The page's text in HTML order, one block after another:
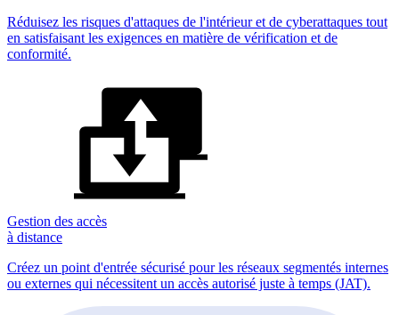
Réduisez les risques d'attaques de l'intérieur et de cyberattaques tout
en satisfaisant les exigences en matière de vérification et de
conformité.
Gestion des accès
à distance
Créez un point d'entrée sécurisé pour les réseaux segmentés internes
ou externes qui nécessitent un accès autorisé juste à temps (JAT).